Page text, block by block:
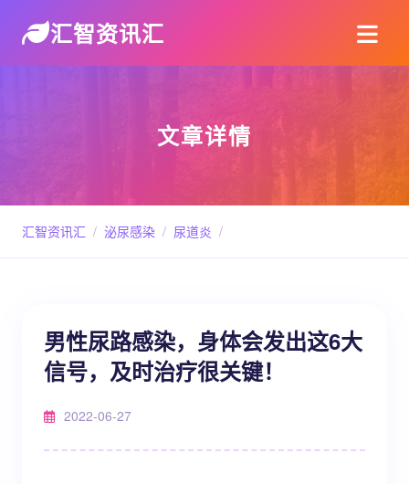
汇智资讯汇
文章详情
汇智资讯汇 / 泌尿感染 / 尿道炎 /
男性尿路感染，身体会发出这6大
信号，及时治疗很关键！
2022-06-27